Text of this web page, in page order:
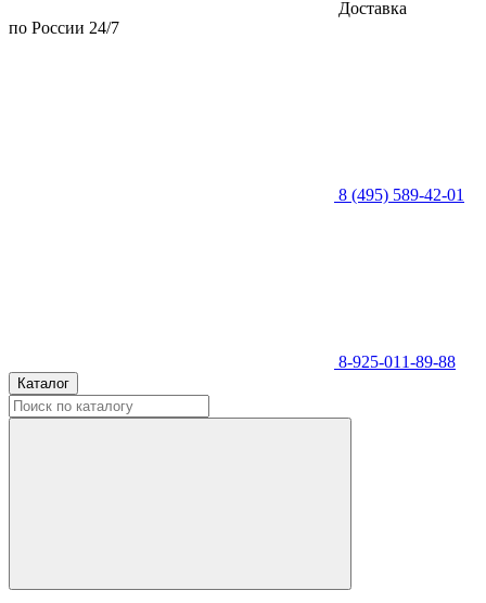
Доставка
по России 24/7
8 (495) 589-42-01
8-925-011-89-88
Каталог